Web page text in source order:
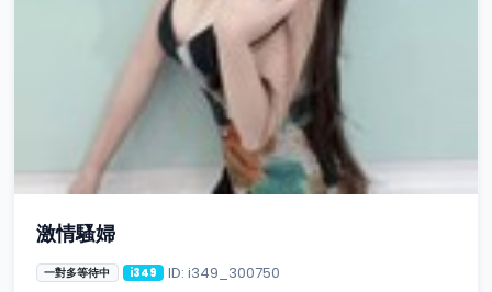
激情騷婦
一對多等待中 i349 ID: i349_300750